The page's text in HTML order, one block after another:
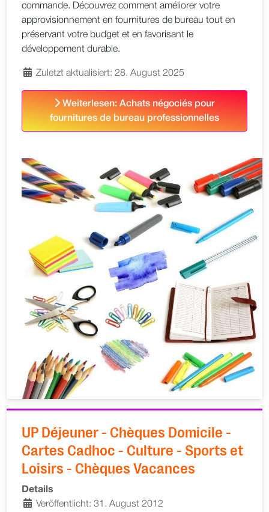
commande. Découvrez comment améliorer votre
approvisionnement en fournitures de bureau tout en
préservant votre budget et en favorisant le
développement durable.
Zuletzt aktualisiert: 28. August 2025
Weiterlesen: Achats négociés pour
fournitures de bureau professionnelles
UP Déjeuner - Chèques Domicile -
Cartes Cadhoc - Culture - Sports et
Loisirs - Chèques Vacances
Details
Veröffentlicht: 31. August 2012